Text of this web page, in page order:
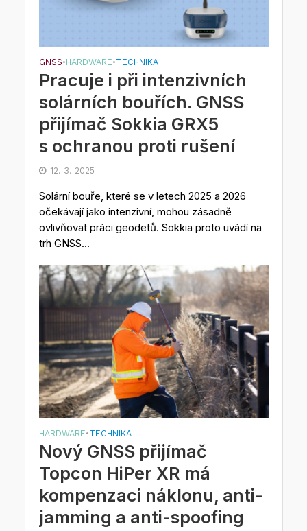
GNSS•HARDWARE•TECHNIKA
Pracuje i při intenzivních
solárních bouřích. GNSS
přijímač Sokkia GRX5
s ochranou proti rušení
12. 3. 2025
Solární bouře, které se v letech 2025 a 2026
očekávají jako intenzivní, mohou zásadně
ovlivňovat práci geodetů. Sokkia proto uvádí na
trh GNSS...
HARDWARE•TECHNIKA
Nový GNSS přijímač
Topcon HiPer XR má
kompenzaci náklonu, anti-
jamming a anti-spoofing